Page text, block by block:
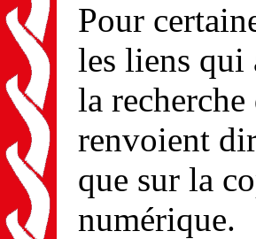
Pour
les liens qui
la
renvoient
que sur la
numérique.